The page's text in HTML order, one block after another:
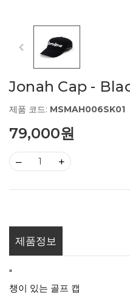
Jonah Cap -
제품 코드: MSMAH006SK01
79,000원
– +
제품정보
"
챙이 있는 골프 캡